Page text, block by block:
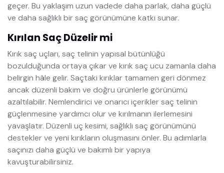
geçer. Bu yaklaşım uzun vadede daha parlak, daha güçlü
ve daha sağlıklı bir saç görünümüne katkı sunar.
Kırılan Saç Düzelir mi
Kırık saç uçları, saç telinin yapısal bütünlüğü
bozulduğunda ortaya çıkar ve kırık saç ucu zamanla daha
belirgin hâle gelir. Saçtaki kırıklar tamamen geri dönmez
ancak düzenli bakım ve doğru ürünlerle görünümü
azaltılabilir. Nemlendirici ve onarıcı içerikler saç telinin
güçlenmesine yardımcı olur ve kırılmanın ilerlemesini
yavaşlatır. Düzenli uç kesimi, sağlıklı saç görünümünü
destekler ve yeni kırıkların oluşmasını önler. Bu adımlarla
saçınızı daha güçlü ve bakımlı bir yapıya
kavuşturabilirsiniz.